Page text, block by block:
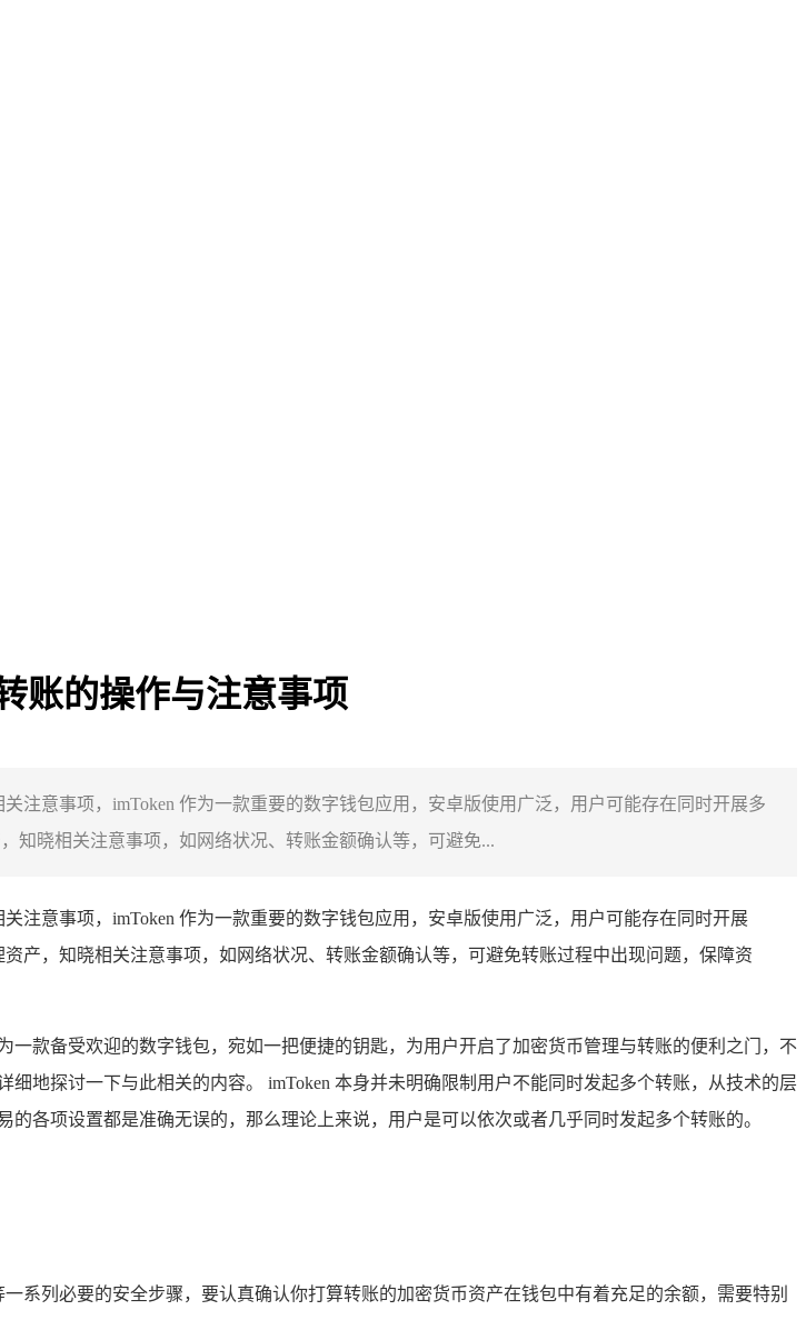
账的操作与注意事项
注意事项，imToken 作为一款重要的数字钱包应用，安卓版使用广泛，用户可能存在同时开展多
知晓相关注意事项，如网络状况、转账金额确认等，可避免...
注意事项，imToken 作为一款重要的数字钱包应用，安卓版使用广泛，用户可能存在同时开展
产，知晓相关注意事项，如网络状况、转账金额确认等，可避免转账过程中出现问题，保障资
一款备受欢迎的数字钱包，宛如一把便捷的钥匙，为用户开启了加密货币管理与转账的便利之门，不
地探讨一下与此相关的内容。 imToken 本身并未明确限制用户不能同时发起多个转账，从技术的层
各项设置都是准确无误的，那么理论上来说，用户是可以依次或者几乎同时发起多个转账的。
系列必要的安全步骤，要认真确认你打算转账的加密货币资产在钱包中有着充足的余额，需要特别